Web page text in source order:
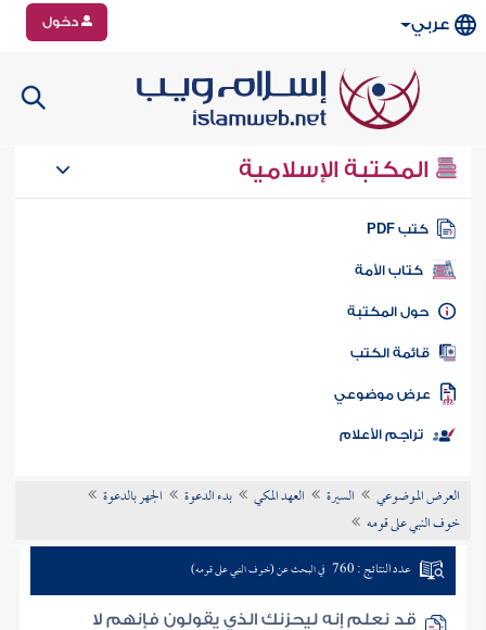
عربي دخول
المكتبة الإسلامية
كتب PDF
كتاب الأمة
المكتبة
الكتب
موضوعي
تراجم الأعلام
العرض الموضوعي السيرة العهد المكي بدء الدعوة
الجهر بالدعوة
خوف النبي على قومه
عدد النتائج : 760 في البحث عن (خوف النبي على قومه)
قد نعلم إنه ليحزنك الذي يقولون فإنهم لا